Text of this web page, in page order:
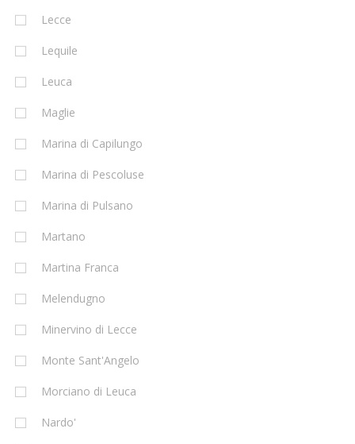
Lecce
Lequile
Leuca
Maglie
Marina di Capilungo
Marina di Pescoluse
Marina di Pulsano
Martano
Martina Franca
Melendugno
Minervino di Lecce
Monte Sant'Angelo
Morciano di Leuca
Nardo'